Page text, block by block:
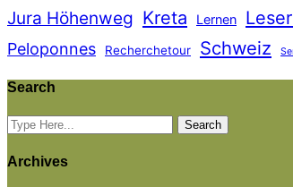
Jura Höhenweg Kreta Lernen
Peloponnes Recherchetour Schweiz
Search
Archives